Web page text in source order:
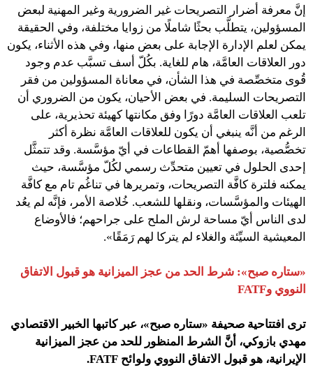
إنَّ معرفة أضرار التصريحات غير الضرورية وغير المهنية لبعض
المسؤولين، يتطلَّب بحثًا شاملًا من زوايا مختلفة، وفي الحقيقة
يمكن لعلم الإدارة الإجابة على بعض منها، وفي هذه الأثناء، يكون
دور العلاقات العامَّة، هام للغاية. بكُلّ أسف تسبَّب عدم وجود
قُوى متخصِّصة في هذا الشأن، في معاناة المسؤولين من فقر
التصريحات السليمة. في بعض الأحيان، يكون من الضروري أن
تلعب العلاقات العامَّة دورًا وفق مكانتها كهيئة تحذيرية، على
الرغم من أنَّه ينبغي أن يكون للعلاقات العامَّة نظرة أكثر
تخصُّصية، بوصفها أهمّ القطاعات في أيّ مؤسَّسة. وقد تتمثَّل
إحدى الحلول في تعيين متحدِّث رسمي لكُلّ مؤسَّسة، حيث
يمكنه فلترة كافَّة التصريحات، وتمريرها في تناغُم تام مع كافَّة
الهيئات والمؤسَّسات، ونقلها للشعب. خُلاصة الأمر، فإنَّه لم يعُد
لدى الناس أيّ مساحة لرش الملح على جراحهم؛ فالأوضاع
المعيشية السيِّئة والغلاء لم يتركا لهم رَمَقًا».
«ستاره صبح»: شرط الحد من عجز الميزانية هو قبول الاتفاق
النووي وFATF
ترى افتتاحية صحيفة «ستاره صبح»، عبر كاتبها الخبير الاقتصادي
مهدي بازوكي، أنَّ الشرط المنظور للحد من عجز الميزانية
الإيرانية، هو قبول الاتفاق النووي ولوائح FATF
.